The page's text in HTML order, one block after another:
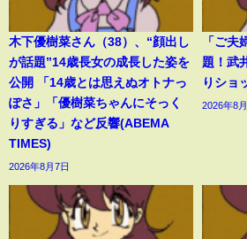
木下優樹菜さん（38）、“顔出し
が話題”14歳長女の成長した姿を
公開 「14歳とは思えぬオトナっ
ぽさ」「優樹菜ちゃんにそっく
りすぎる」など反響(ABEMA
TIMES)
2026年8月7日
「ご夫
題！武
りショ
2026年8